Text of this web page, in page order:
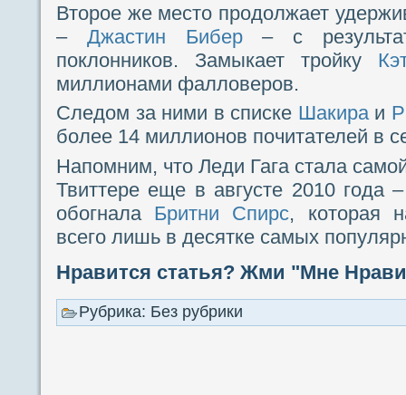
Второе же место продолжает
– Джастин Бибер– с
поклонников. Замыкает тройку
миллионами фалловеров.
Следом за ними в списке Шакираи
более 14 миллионов почитателей в
Напомним, что Леди Гага стала
Твиттере еще в августе 2010 года
обогнала Бритни Спирс, которая
всего лишь в десятке самых
Нравится статья? Жми "Мне
Рубрика: Без рубрики